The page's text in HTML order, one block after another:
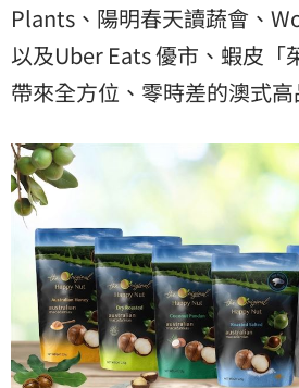
Plants、陽明春天讀蔬會、
以及Uber Eats 優市、蝦皮「
帶來全方位、零時差的澳式高